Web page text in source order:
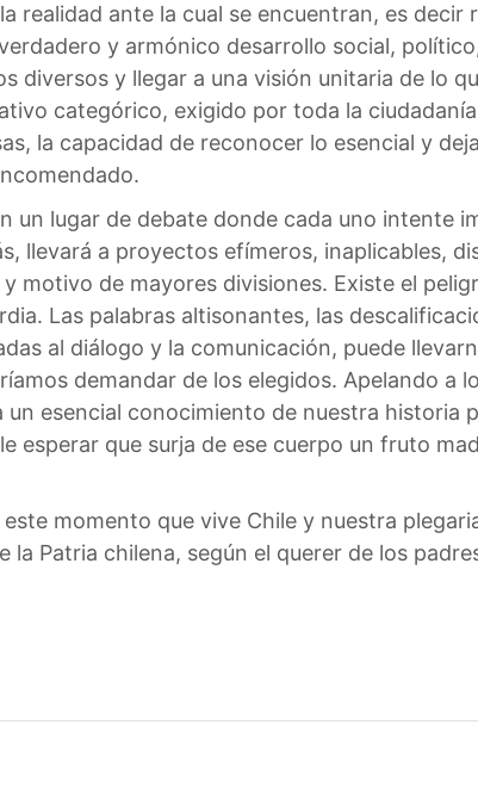
realidad ante la cual se encuentran, es decir
y armónico desarrollo social,
y llegar a una visión unitaria de lo
categórico, exigido por toda la
la capacidad de reconocer lo esencial y
un lugar de debate donde cada uno intente
llevará a proyectos efímeros, inaplicables,
motivo de mayores divisiones. Existe el
Las palabras altisonantes, las
al diálogo y la comunicación, puede
demandar de los elegidos. Apelando a
esencial conocimiento de nuestra historia
esperar que surja de ese cuerpo un fruto
momento que vive Chile y nuestra
la Patria chilena, según el querer de los